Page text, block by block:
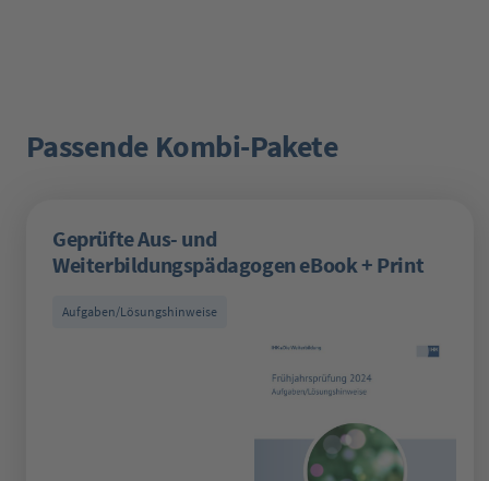
Produktgalerie überspringen
Passende Kombi-Pakete
Geprüfte Aus- und
Weiterbildungspädagogen eBook + Print
Aufgaben/Lösungshinweise